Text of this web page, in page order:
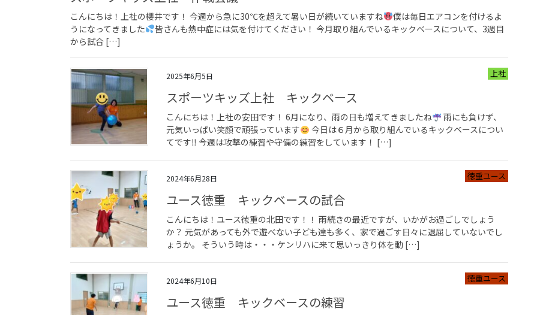
こんにちは！上社の櫻井です！ 今週から急に30℃を超えて暑い日が続いていますね
僕は毎日エアコンを付けるよ
うになってきました
皆さんも熱中症には気を付けてください！ 今月取り組んでいるキックベースについて、3週目
から試合 […]
2025年6月5日 上社
スポーツキッズ上社 キックベース
こんにちは！上社の安田です！ 6月になり、雨の日も増えてきましたね
雨にも負けず、
元気いっぱい笑顔で頑張っています
今日は６月から取り組んでいるキックベースについ
てです‼ 今週は攻撃の練習や守備の練習をしています！ […]
2024年6月28日 徳重ユース
ユース徳重 キックベースの試合
こんにちは！ユース徳重の北田です！！ 雨続きの最近ですが、いかがお過ごしでしょう
か？ 元気があっても外で遊べない子ども達も多く、家で過ごす日々に退屈していないでし
ょうか。 そういう時は・・・ケンリハに来て思いっきり体を動 […]
2024年6月10日 徳重ユース
ユース徳重 キックベースの練習